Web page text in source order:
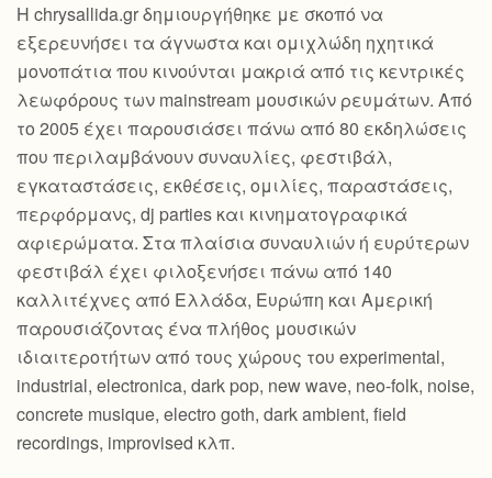
Η chrysallida.gr δημιουργήθηκε με σκοπό να
εξερευνήσει τα άγνωστα και ομιχλώδη ηχητικά
μονοπάτια που κινούνται μακριά από τις κεντρικές
λεωφόρους των mainstream μουσικών ρευμάτων. Από
το 2005 έχει παρουσιάσει πάνω από 80 εκδηλώσεις
που περιλαμβάνουν συναυλίες, φεστιβάλ,
εγκαταστάσεις, εκθέσεις, ομιλίες, παραστάσεις,
περφόρμανς, dj parties και κινηματογραφικά
αφιερώματα. Στα πλαίσια συναυλιών ή ευρύτερων
φεστιβάλ έχει φιλοξενήσει πάνω από 140
καλλιτέχνες από Ελλάδα, Ευρώπη και Αμερική
παρουσιάζοντας ένα πλήθος μουσικών
ιδιαιτεροτήτων από τους χώρους του experimental,
industrial, electronica, dark pop, new wave, neo-folk, noise,
concrete musique, electro goth, dark ambient, field
recordings, improvised κλπ.